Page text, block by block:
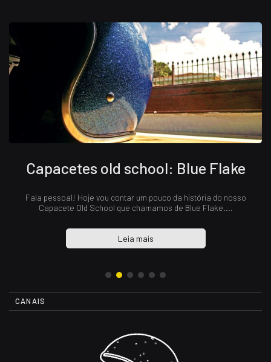
Capacetes old school: Blue Flake
Fala pessoal! Hoje vou contar um pouco da história do nosso
Capacete Old School que chamamos de Blue Flake....
Leia mais
CANAIS